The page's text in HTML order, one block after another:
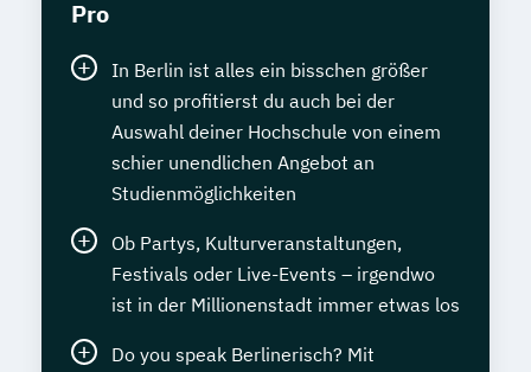
Pro
In Berlin ist alles ein bisschen größer
und so profitierst du auch bei der
Auswahl deiner Hochschule von einem
schier unendlichen Angebot an
Studienmöglichkeiten
Ob Partys, Kulturveranstaltungen,
Festivals oder Live-Events – irgendwo
ist in der Millionenstadt immer etwas los
Do you speak Berlinerisch? Mit